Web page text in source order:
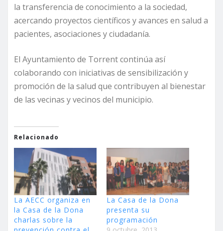
la transferencia de conocimiento a la sociedad,
acercando proyectos científicos y avances en salud a
pacientes, asociaciones y ciudadanía.
El Ayuntamiento de Torrent continúa así
colaborando con iniciativas de sensibilización y
promoción de la salud que contribuyen al bienestar
de las vecinas y vecinos del municipio.
Relacionado
La AECC organiza en
la Casa de la Dona
charlas sobre la
La Casa de la Dona
presenta su
programación